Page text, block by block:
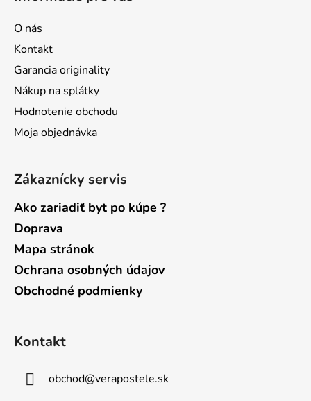
O nás
Kontakt
Garancia originality
Nákup na splátky
Hodnotenie obchodu
Moja objednávka
Zákaznícky servis
Ako zariadiť byt po kúpe ?
Doprava
Mapa stránok
Ochrana osobných údajov
Obchodné podmienky
Kontakt
obchod@verapostele.sk